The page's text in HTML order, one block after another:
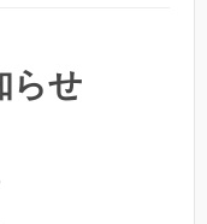
らせ